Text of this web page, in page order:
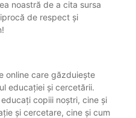
noastră de a cita sursa
de respect și
online care găzduiește
educației și cercetării.
copiii noștri, cine și
și cercetare, cine și cum